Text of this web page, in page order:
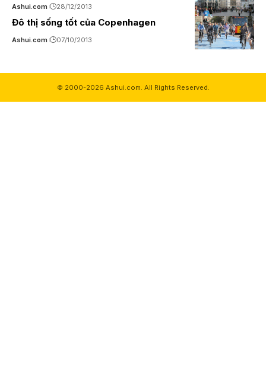
Ashui.com 28/12/2013
Đô thị sống tốt của Copenhagen
Ashui.com 07/10/2013
© 2000-2026 Ashui.com. All Rights Reserved.